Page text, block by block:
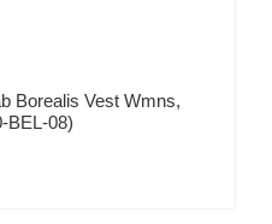
Borealis Vest Wmns,
BEL-08)